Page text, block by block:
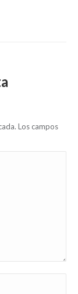
Los campos